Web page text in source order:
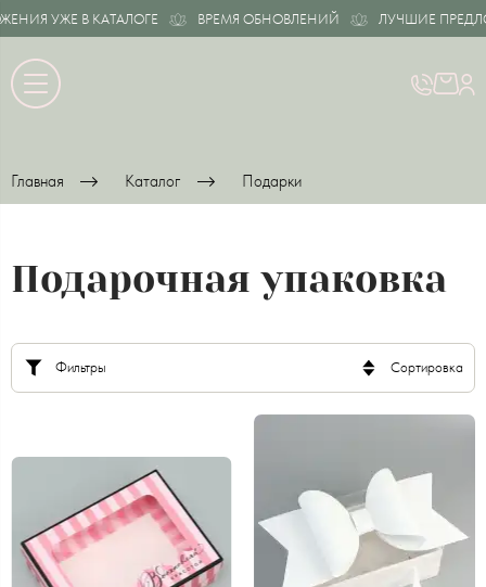
УЖЕ В КАТАЛОГЕ ВРЕМЯ ОБНОВЛЕНИЙ ЛУЧШИЕ
Главная Каталог Подарки
Подарочная упаковка
Фильтры Сортировка